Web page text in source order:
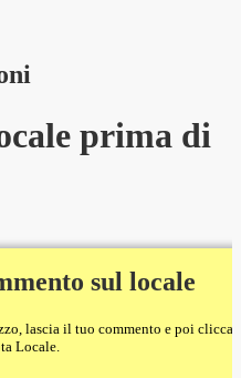
prima di
sul locale
lascia il tuo commento e poi clicca
Locale.